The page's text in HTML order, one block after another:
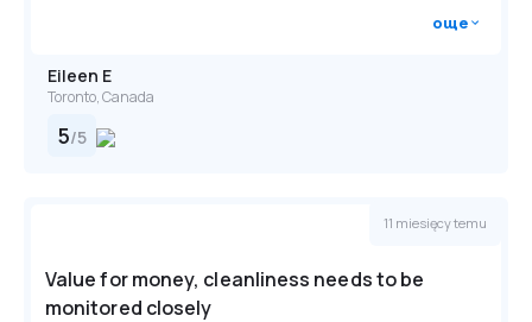
Eileen E
Toronto, Canada
5/5
още
11 miesięcy temu
Value for money, cleanliness needs to be
monitored closely